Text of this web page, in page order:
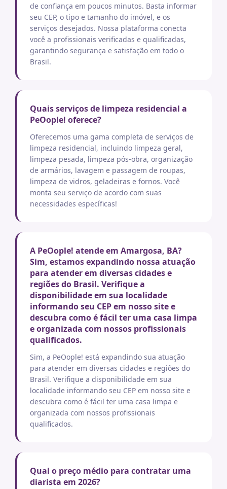
de confiança em poucos minutos. Basta informar
seu CEP, o tipo e tamanho do imóvel, e os
serviços desejados. Nossa plataforma conecta
você a profissionais verificadas e qualificadas,
garantindo segurança e satisfação em todo o
Brasil.
Quais serviços de limpeza residencial a
PeOople! oferece?
Oferecemos uma gama completa de serviços de
limpeza residencial, incluindo limpeza geral,
limpeza pesada, limpeza pós-obra, organização
de armários, lavagem e passagem de roupas,
limpeza de vidros, geladeiras e fornos. Você
monta seu serviço de acordo com suas
necessidades específicas!
A PeOople! atende em Amargosa, BA?
Sim, estamos expandindo nossa atuação
para atender em diversas cidades e
regiões do Brasil. Verifique a
disponibilidade em sua localidade
informando seu CEP em nosso site e
descubra como é fácil ter uma casa limpa
e organizada com nossos profissionais
qualificados.
Sim, a PeOople! está expandindo sua atuação
para atender em diversas cidades e regiões do
Brasil. Verifique a disponibilidade em sua
localidade informando seu CEP em nosso site e
descubra como é fácil ter uma casa limpa e
organizada com nossos profissionais
qualificados.
Qual o preço médio para contratar uma
diarista em 2026?